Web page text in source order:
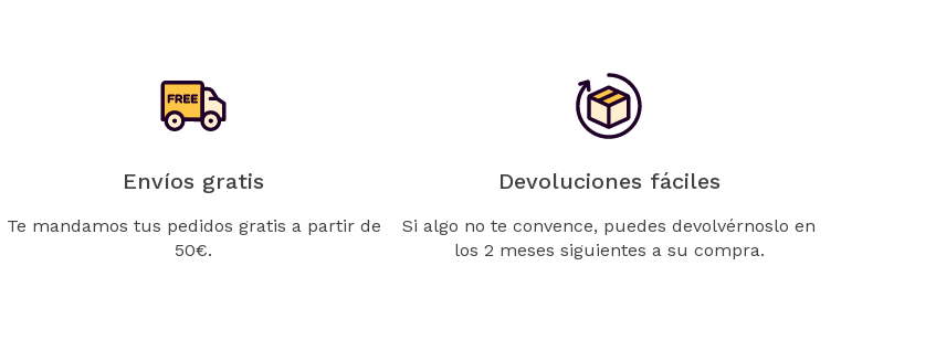
Envíos gratis
Te mandamos tus pedidos gratis a partir de
50€.
Devoluciones fáciles
Si algo no te convence, puedes devolvérnoslo en
los 2 meses siguientes a su compra.